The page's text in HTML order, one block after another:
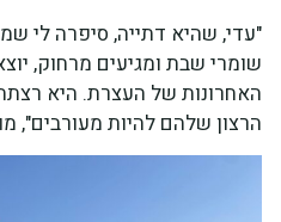
"עדי, שהיא דתייה, סיפרה לי
שומרי שבת ומגיעים מרחוק,
האחרונות של העצרת. היא
הרצון שלהם להיות מעורבים",